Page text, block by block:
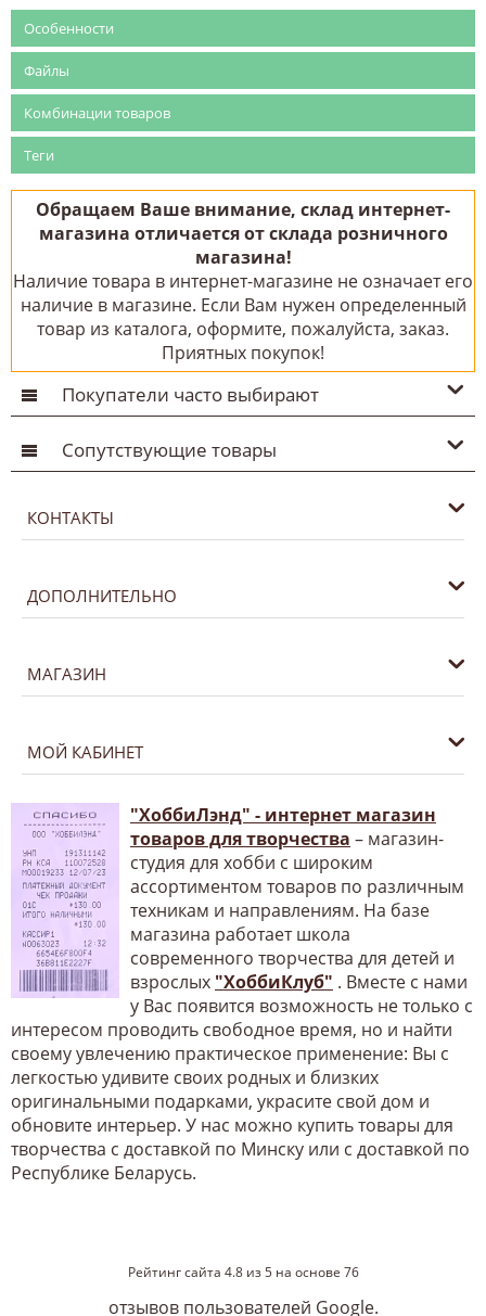
Особенности
Файлы
Комбинации товаров
Теги
Обращаем Ваше внимание, склад интернет-
магазина отличается от склада розничного
магазина!
Наличие товара в интернет-магазине не означает его
наличие в магазине. Если Вам нужен определенный
товар из каталога, оформите, пожалуйста, заказ.
Приятных покупок!
Покупатели часто выбирают
Сопутствующие товары
КОНТАКТЫ
ДОПОЛНИТЕЛЬНО
МАГАЗИН
МОЙ КАБИНЕТ
"ХоббиЛэнд" - интернет магазин
товаров для творчества – магазин-
студия для хобби с широким
ассортиментом товаров по различным
техникам и направлениям. На базе
магазина работает школа
современного творчества для детей и
взрослых "ХоббиКлуб" . Вместе с нами
у Вас появится возможность не только с
интересом проводить свободное время, но и найти
своему увлечению практическое применение: Вы с
легкостью удивите своих родных и близких
оригинальными подарками, украсите свой дом и
обновите интерьер. У нас можно купить товары для
творчества с доставкой по Минску или с доставкой по
Республике Беларусь.
Рейтинг сайта 4.8из5на основе 76
отзывов пользователей Google.